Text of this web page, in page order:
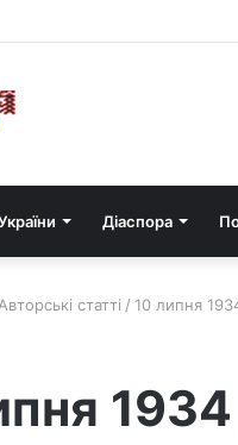
Діаспора
Авторські статті / 10 липня